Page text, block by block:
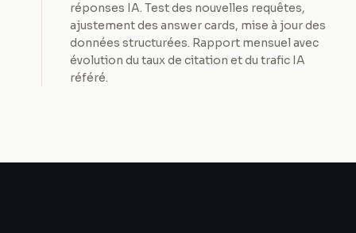
réponses IA. Test des nouvelles requêtes,
ajustement des answer cards, mise à jour des
données structurées. Rapport mensuel avec
évolution du taux de citation et du trafic IA
référé.